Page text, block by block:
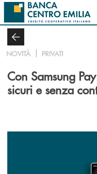
Salta al contenuto principale
NOVITÀ PRIVATI
Con Samsung
sicuri e senza